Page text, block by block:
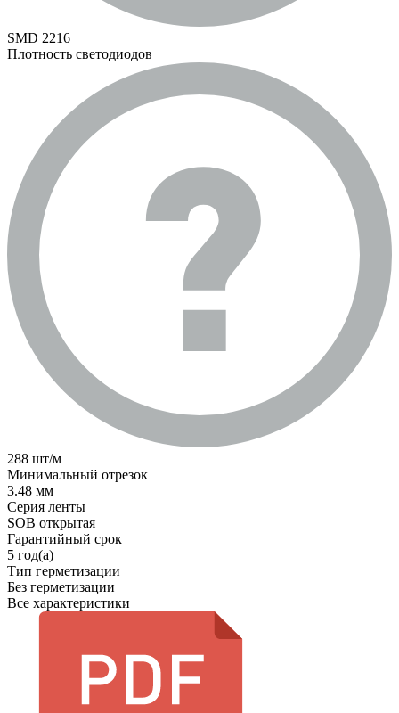
SMD 2216
Плотность светодиодов
288 шт/м
Минимальный отрезок
3.48 мм
Серия ленты
SOB открытая
Гарантийный срок
5 год(а)
Тип герметизации
Без герметизации
Все характеристики